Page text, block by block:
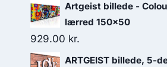
Artgeist billede -
lærred 150x50
929.00 kr.
ARTGEIST billede, 5-